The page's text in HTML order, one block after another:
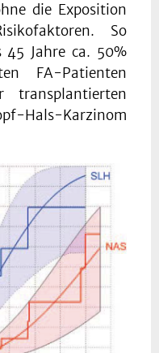
die Exposition
So
Jahre ca. 50%
FA-Patienten
transplantierten
Hals-Karzinom